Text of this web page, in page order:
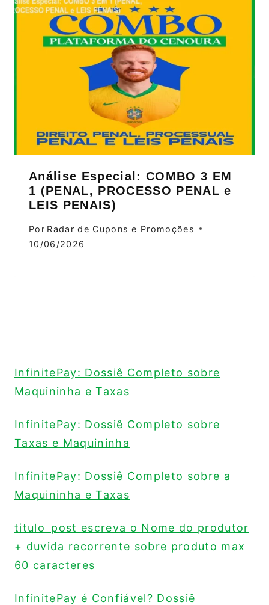
Análise Especial: COMBO 3 EM
1 (PENAL, PROCESSO PENAL e
LEIS PENAIS)
Por Radar de Cupons e Promoções
10/06/2026
InfinitePay: Dossiê Completo sobre
Maquininha e Taxas
InfinitePay: Dossiê Completo sobre
Taxas e Maquininha
InfinitePay: Dossiê Completo sobre a
Maquininha e Taxas
titulo_post escreva o Nome do produtor
+ duvida recorrente sobre produto max
60 caracteres
InfinitePay é Confiável? Dossiê